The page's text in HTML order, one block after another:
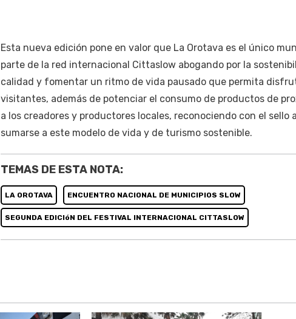
Esta nueva edición pone en valor que La Orotava es el único
parte de la red internacional Cittaslow abogando por la
calidad y fomentar un ritmo de vida pausado que permita
visitantes, además de potenciar el consumo de productos de
a los creadores y productores locales, reconociendo con el sello
sumarse a este modelo de vida y de turismo sostenible.
TEMAS DE ESTA NOTA:
LA OROTAVA ENCUENTRO NACIONAL DE MUNICIPIOS SLOW
SEGUNDA EDICIóN DEL FESTIVAL INTERNACIONAL CITTASLOW